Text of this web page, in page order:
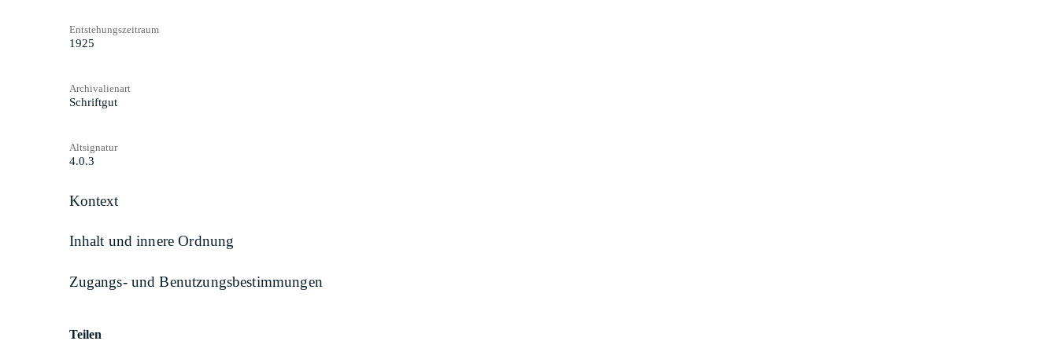
Entstehungszeitraum
1925
Archivalienart
Schriftgut
Altsignatur
4.0.3
Kontext
Inhalt und innere Ordnung
Zugangs- und Benutzungsbestimmungen
Teilen